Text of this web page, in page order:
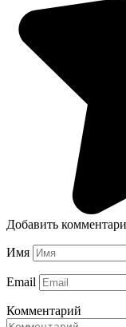
Добавить
Имя
Email
Комментарий